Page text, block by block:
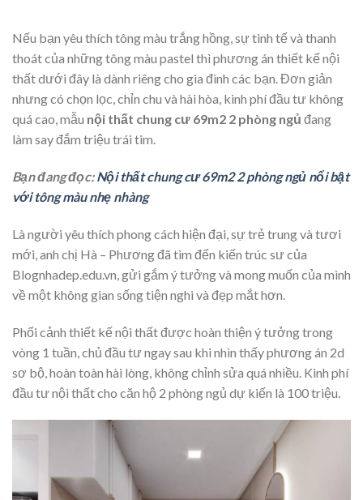
Nếu bạn yêu thích tông màu trắng hồng, sự tinh tế và thanh
thoát của những tông màu pastel thì phương án thiết kế nội
thất dưới đây là dành riêng cho gia đình các bạn. Đơn giản
nhưng có chọn lọc, chỉn chu và hài hòa, kinh phí đầu tư không
quá cao, mẫu nội thất chung cư 69m2 2 phòng ngủ đang
làm say đắm triệu trái tim.
Bạn đang đọc:Nội thất chung cư 69m2 2 phòng ngủ nổi bật
với tông màu nhẹ nhàng
Là người yêu thích phong cách hiện đại, sự trẻ trung và tươi
mới, anh chị Hà – Phương đã tìm đến kiến trúc sư của
Blognhadep.edu.vn, gửi gắm ý tưởng và mong muốn của mình
về một không gian sống tiện nghi và đẹp mắt hơn.
Phối cảnh thiết kế nội thất được hoàn thiện ý tưởng trong
vòng 1 tuần, chủ đầu tư ngay sau khi nhìn thấy phương án 2d
sơ bộ, hoàn toàn hài lòng, không chỉnh sửa quá nhiều. Kinh phí
đầu tư nội thất cho căn hộ 2 phòng ngủ dự kiến là 100 triệu.